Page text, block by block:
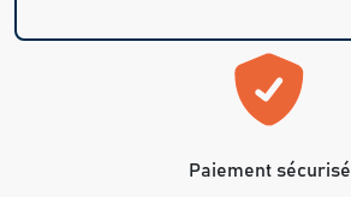
Paiement sécurisé